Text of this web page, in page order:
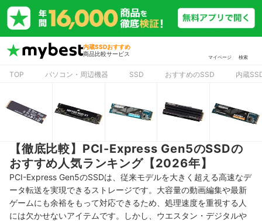
内蔵SSDおすすめ
商品比較サービス
マイページ 検索
TOP パソコン・周辺機器 SSD おすすめのSSD 内蔵
【徹底比較】PCI-Express Gen5のSSDの
おすすめ人気ランキング【2026年】
PCI-Express Gen5のSSDは、従来モデルを大きく超える高速なデ
ータ転送を実現できるストレージです。大容量の動画編集や最新
ゲームにも余裕をもって対応できるため、処理速度を重視する人
には欠かせないアイテムです。しかし、ウエスタン・デジタルや